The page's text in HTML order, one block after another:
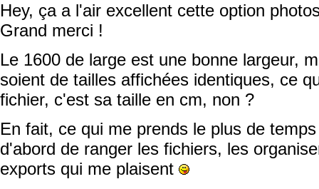
Hey, ça a l'air excellent cette option
Grand merci !
Le 1600 de large est une bonne largeur,
soient de tailles affichées identiques, ce
fichier, c'est sa taille en cm, non ?
En fait, ce qui me prends le plus de
d'abord de ranger les fichiers, les
exports qui me plaisent